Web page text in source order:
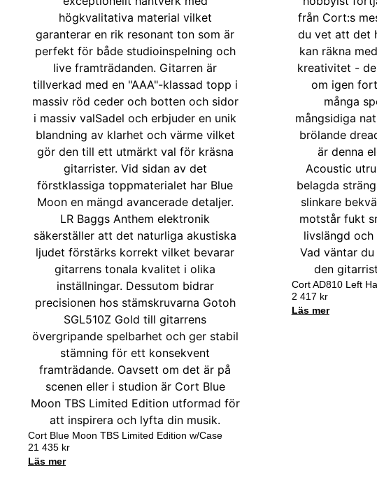
Cort Blue Moon TBS Limited Edition w/Case
21 435 kr
Läs mer
Cort AD810 Left
2 417 kr
Läs mer